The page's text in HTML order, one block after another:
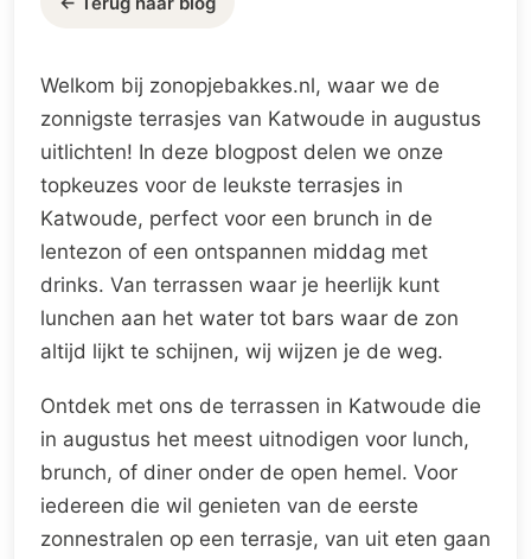
Welkom bij zonopjebakkes.nl, waar we de
zonnigste terrasjes van Katwoude in augustus
uitlichten! In deze blogpost delen we onze
topkeuzes voor de leukste terrasjes in
Katwoude, perfect voor een brunch in de
lentezon of een ontspannen middag met
drinks. Van terrassen waar je heerlijk kunt
lunchen aan het water tot bars waar de zon
altijd lijkt te schijnen, wij wijzen je de weg.
Ontdek met ons de terrassen in Katwoude die
in augustus het meest uitnodigen voor lunch,
brunch, of diner onder de open hemel. Voor
iedereen die wil genieten van de eerste
zonnestralen op een terrasje, van uit eten gaan